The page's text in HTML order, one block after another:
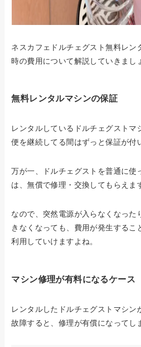
ネスカフェドルチェグスト無料レン
時の費用について解説していきまし
無料レンタルマシンの保証
レンタルしているドルチェグストマ
便を継続してる間はずっと保証が付
万が一、ドルチェグストを普通に使
は、無償で修理・交換してもらえま
なので、突然電源が入らなくなった
きなくなっても、費用が発生するこ
利用していけますよね。
マシン修理が有料になるケース
レンタルしたドルチェグストマシン
故障すると、修理が有償になってし